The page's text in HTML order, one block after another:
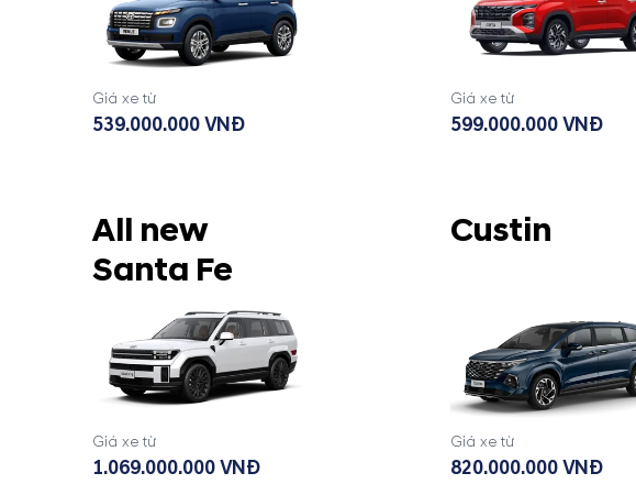
Giá xe từ
539.000.000 VNĐ
Giá xe từ
599.000.000 VNĐ
All new
Santa Fe
Giá xe từ
1.069.000.000 VNĐ
Custin
Giá xe từ
820.000.000 VNĐ